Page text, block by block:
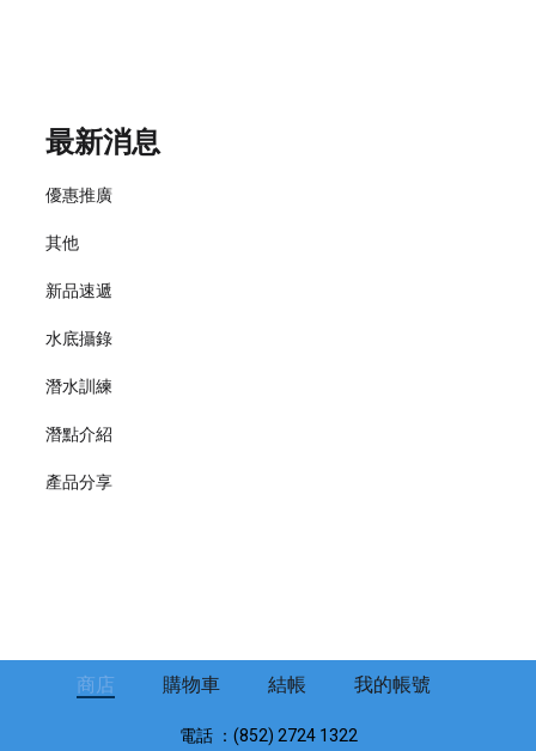
最新消息
優惠推廣
其他
新品速遞
水底攝錄
潛水訓練
潛點介紹
產品分享
商店 購物車 結帳 我的帳號
電話 ：(852) 2724 1322